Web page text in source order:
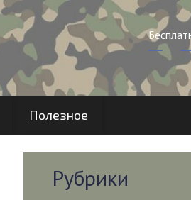
Полезное
Рубрики